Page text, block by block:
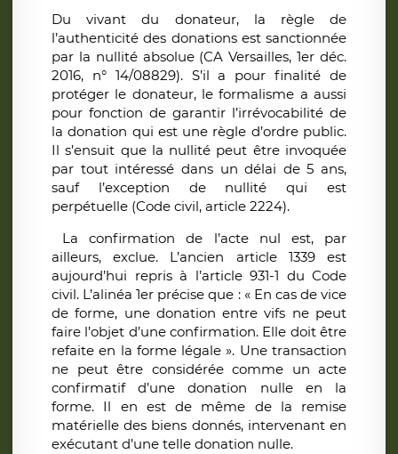
Du vivant du donateur, la règle de
l’authenticité des donations est sanctionnée
par la nullité absolue (CA Versailles, 1er déc.
2016, n° 14/08829). S’il a pour finalité de
protéger le donateur, le formalisme a aussi
pour fonction de garantir l’irrévocabilité de
la donation qui est une règle d’ordre public.
Il s’ensuit que la nullité peut être invoquée
par tout intéressé dans un délai de 5 ans,
sauf l’exception de nullité qui est
perpétuelle (Code civil, article 2224).
La confirmation de l’acte nul est, par
ailleurs, exclue. L’ancien article 1339 est
aujourd’hui repris à l’article 931-1 du Code
civil. L’alinéa 1er précise que : « En cas de vice
de forme, une donation entre vifs ne peut
faire l’objet d’une confirmation. Elle doit être
refaite en la forme légale ». Une transaction
ne peut être considérée comme un acte
confirmatif d’une donation nulle en la
forme. Il en est de même de la remise
matérielle des biens donnés, intervenant en
exécutant d’une telle donation nulle.